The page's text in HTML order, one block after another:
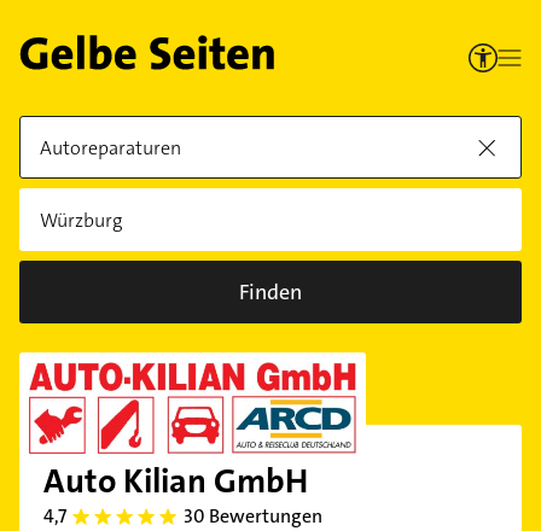
Finden
Auto Kilian GmbH
4,7 4.7000003 30 Bewertungen